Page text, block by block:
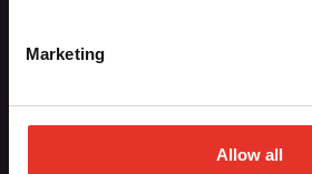
Marketing
Allow all
Webshop